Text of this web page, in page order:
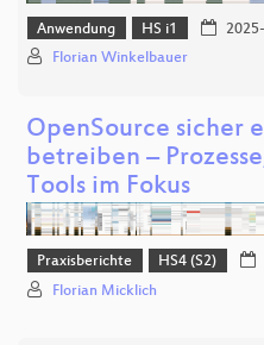
Anwendung HS i1
Florian Winkelbauer
OpenSource sicher
betreiben –
Tools im Fokus
Praxisberichte HS4 (S2)
Florian Micklich